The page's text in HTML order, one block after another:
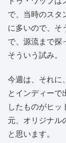
で、当時のスタ
に多いので、そ
で、源流まで探
そういう試み。
今週は、それに
とインディーで
したものがヒッ
元、オリジナル
と思います。